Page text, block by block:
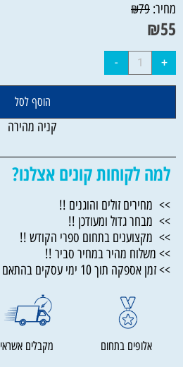
מחיר:
₪79
₪55
הוסף לסל
קניה מהירה
למה לקוחות קונים אצלנו?
>> מחירים זולים והוגנים !!
>> מבחר גדול ומעודכן !!
>> מקצוענים בתחום ספרי הקודש !!
>> משלוח מהיר במחיר סביר !!
>> זמן אספקה תוך 10 ימי עסקים בהתאם לתקנון החנות
אלופים בתחום מקבלים אשראי